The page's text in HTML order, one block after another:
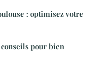
: optimisez votre
pour bien